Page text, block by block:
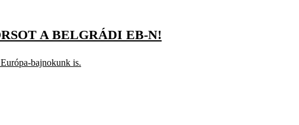
A BELGRÁDI EB-N!
bajnokunk is.